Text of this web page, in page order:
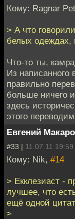
Кому: Ragnar
> А что
белых одеждах,
Что-то ты,
Из написанного
правильно
больше ничего
здесь
этого
Евгений
#33 | 11.07.11 19:59
Кому: Nik, #14
> Екклезиаст -
лучшее, что
ещё одной
>